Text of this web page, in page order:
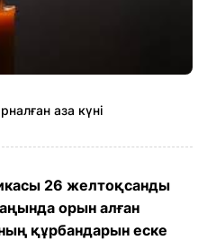
аза күні
26 желтоқсанды
орын алған
құрбандарын еске